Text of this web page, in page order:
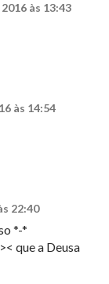
às 13:43
às 14:54
22:40
*-*
que a Deusa